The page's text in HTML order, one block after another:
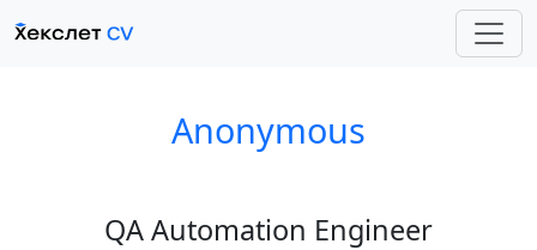
Anonymous
QA Automation Engineer